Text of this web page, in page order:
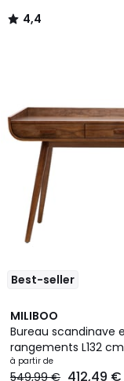
4,4
/
Best-seller
MILIBOO
Bureau scandinave
rangements L132 cm
à partir de
549,99 € 412,49 €
4,2
/ 5
2
Couleurs